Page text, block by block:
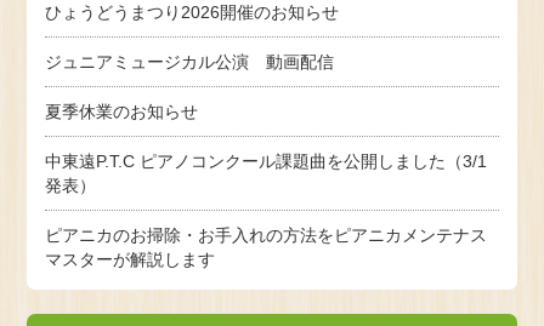
ひょうどうまつり2026開催のお知らせ
ジュニアミュージカル公演 動画配信
夏季休業のお知らせ
中東遠P.T.C ピアノコンクール課題曲を公開しました（3/1
発表）
ピアニカのお掃除・お手入れの方法をピアニカメンテナス
マスターが解説します